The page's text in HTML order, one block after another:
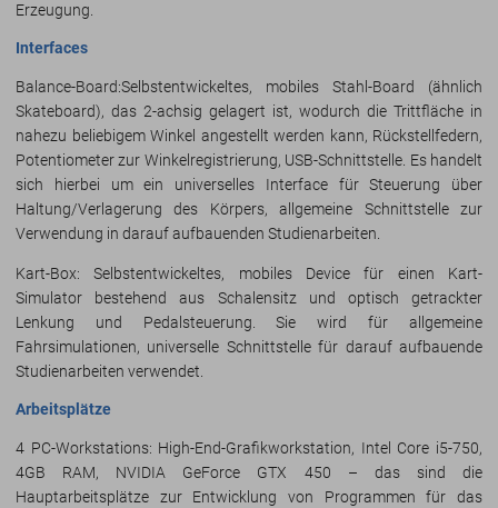
Erzeugung.
Interfaces
Balance-Board:Selbstentwickeltes, mobiles Stahl-Board (ähnlich
Skateboard), das 2-achsig gelagert ist, wodurch die Trittfläche in
nahezu beliebigem Winkel angestellt werden kann, Rückstellfedern,
Potentiometer zur Winkelregistrierung, USB-Schnittstelle. Es handelt
sich hierbei um ein universelles Interface für Steuerung über
Haltung/Verlagerung des Körpers, allgemeine Schnittstelle zur
Verwendung in darauf aufbauenden Studienarbeiten.
Kart-Box: Selbstentwickeltes, mobiles Device für einen Kart-
Simulator bestehend aus Schalensitz und optisch getrackter
Lenkung und Pedalsteuerung. Sie wird für allgemeine
Fahrsimulationen, universelle Schnittstelle für darauf aufbauende
Studienarbeiten verwendet.
Arbeitsplätze
4 PC-Workstations: High-End-Grafikworkstation, Intel Core i5-750,
4GB RAM, NVIDIA GeForce GTX 450 – das sind die
Hauptarbeitsplätze zur Entwicklung von Programmen für das